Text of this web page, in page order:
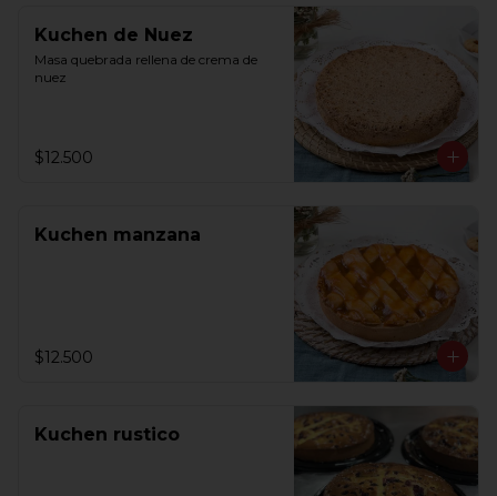
Kuchen de Nuez
Masa quebrada rellena de crema de
nuez
$12.500
Kuchen manzana
$12.500
Kuchen rustico